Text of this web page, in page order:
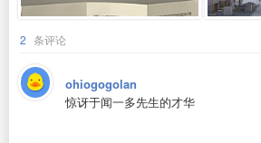
2 条评论
ohiogogolan
惊讶于闻一多先生的才华